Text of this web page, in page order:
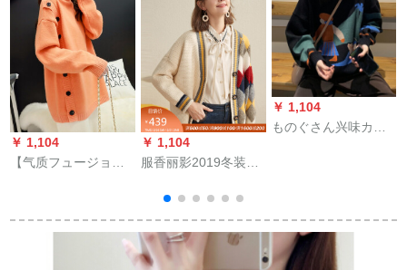
￥ 1,104
【气质フュージョ
厚く、怠惰な外にタ
マネットをしていま
￥ 1,104
服香丽影2019冬装新
ンゆる长袖ニタッカ
ーディガーン女Vネク
外穿セパレート外套
ミルク色S
￥ 1,104
ものぐさん兴味カラ